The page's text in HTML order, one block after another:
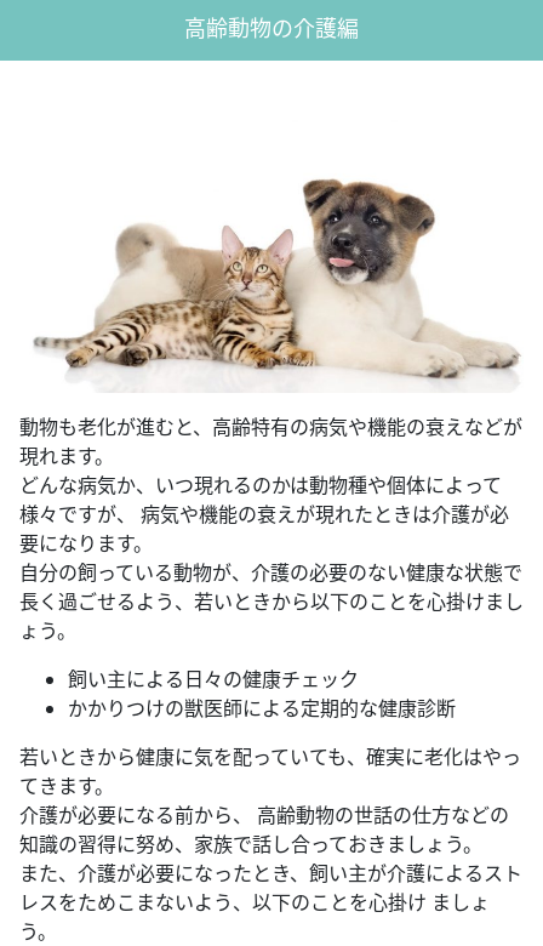
高齢動物の介護編
動物も老化が進むと、高齢特有の病気や機能の衰えなどが
現れます。
どんな病気か、いつ現れるのかは動物種や個体によって
様々ですが、 病気や機能の衰えが現れたときは介護が必
要になります。
自分の飼っている動物が、介護の必要のない健康な状態で
長く過ごせるよう、若いときから以下のことを心掛けまし
ょう。
飼い主による日々の健康チェック
かかりつけの獣医師による定期的な健康診断
若いときから健康に気を配っていても、確実に老化はやっ
てきます。
介護が必要になる前から、 高齢動物の世話の仕方などの
知識の習得に努め、家族で話し合っておきましょう。
また、介護が必要になったとき、飼い主が介護によるスト
レスをためこまないよう、以下のことを心掛け ましょ
う。